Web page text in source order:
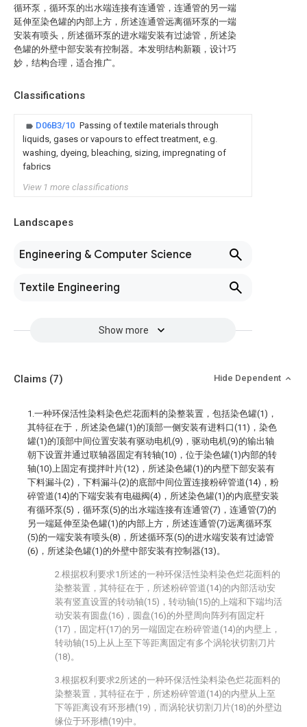
循环泵，循环泵的出水端连接有连通管，连通管的另一端
延伸至染色罐的内部上方，所述连通管远离循环泵的一端
安装有喷头，所述循环泵的进水端安装有过滤管，所述染
色罐的外壁中部安装有控制器。本发明结构新颖，设计巧
妙，结构合理，适合推广。
Classifications
D06B3/10 Passing of textile materials through
liquids, gases or vapours to effect treatment, e.g.
washing, dyeing, bleaching, sizing, impregnating of
fabrics
View 1 more classifications
Landscapes
Engineering & Computer Science
Textile Engineering
Show more
Claims (7) Hide Dependent
1.一种环保活性染料染色烂花面料的染整装置，包括染色罐(1)，
其特征在于，所述染色罐(1)的顶部一侧安装有进料口(11)，染色
罐(1)的顶部中间位置安装有驱动电机(9)，驱动电机(9)的输出轴
朝下设置并通过联轴器固定有转轴(10)，位于染色罐(1)内部的转
轴(10)上固定有搅拌叶片(12)，所述染色罐(1)的内壁下部安装有
下料漏斗(2)，下料漏斗(2)的底部中间位置连接粉碎管道(14)，粉
碎管道(14)的下端安装有电磁阀(4)，所述染色罐(1)的内底壁安装
有循环泵(5)，循环泵(5)的出水端连接有连通管(7)，连通管(7)的
另一端延伸至染色罐(1)的内部上方，所述连通管(7)远离循环泵
(5)的一端安装有喷头(8)，所述循环泵(5)的进水端安装有过滤管
(6)，所述染色罐(1)的外壁中部安装有控制器(13)。
2.根据权利要求1所述的一种环保活性染料染色烂花面料的
染整装置，其特征在于，所述粉碎管道(14)的内部活动安
装有竖直设置的转动轴(15)，转动轴(15)的上端和下端均活
动安装有圆盘(16)，圆盘(16)的外壁周向阵列有固定杆
(17)，固定杆(17)的另一端固定在粉碎管道(14)的内壁上，
转动轴(15)上从上至下等距离固定有多个涡轮状切割刀片
(18)。
3.根据权利要求2所述的一种环保活性染料染色烂花面料的
染整装置，其特征在于，所述粉碎管道(14)的内壁从上至
下等距离设有环形槽(19)，而涡轮状切割刀片(18)的外壁边
缘位于环形槽(19)中。